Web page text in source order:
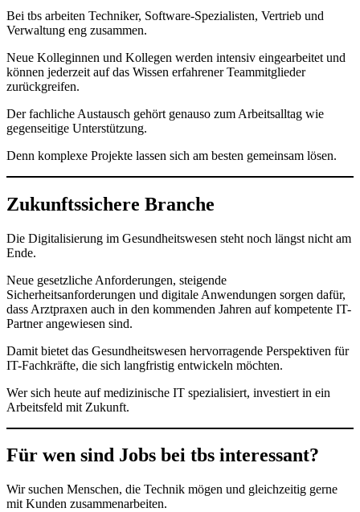
Bei tbs arbeiten Techniker, Software-Spezialisten, Vertrieb und
Verwaltung eng zusammen.
Neue Kolleginnen und Kollegen werden intensiv eingearbeitet und
können jederzeit auf das Wissen erfahrener Teammitglieder
zurückgreifen.
Der fachliche Austausch gehört genauso zum Arbeitsalltag wie
gegenseitige Unterstützung.
Denn komplexe Projekte lassen sich am besten gemeinsam lösen.
Zukunftssichere Branche
Die Digitalisierung im Gesundheitswesen steht noch längst nicht am
Ende.
Neue gesetzliche Anforderungen, steigende
Sicherheitsanforderungen und digitale Anwendungen sorgen dafür,
dass Arztpraxen auch in den kommenden Jahren auf kompetente IT-
Partner angewiesen sind.
Damit bietet das Gesundheitswesen hervorragende Perspektiven für
IT-Fachkräfte, die sich langfristig entwickeln möchten.
Wer sich heute auf medizinische IT spezialisiert, investiert in ein
Arbeitsfeld mit Zukunft.
Für wen sind Jobs bei tbs interessant?
Wir suchen Menschen, die Technik mögen und gleichzeitig gerne
mit Kunden zusammenarbeiten.